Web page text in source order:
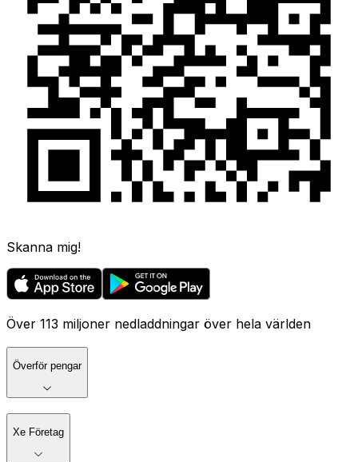
Skanna mig!
Över 113 miljoner nedladdningar över hela världen
Överför pengar
Xe Företag